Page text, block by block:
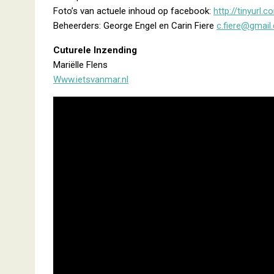
Foto’s van actuele inhoud op facebook: http://
Beheerders: George Engel en Carin Fiere
Cuturele Inzending
Mariëlle Flens
Www.ietsvanmar.nl